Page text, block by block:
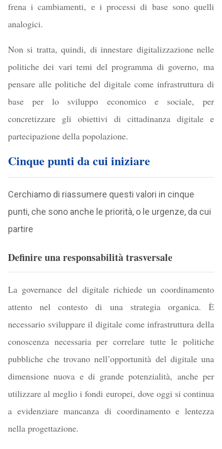
frena i cambiamenti, e i processi di base sono quelli
analogici.
Non si tratta, quindi, di innestare digitalizzazione nelle
politiche dei vari temi del programma di governo, ma
pensare alle politiche del digitale come infrastruttura di
base per lo sviluppo economico e sociale, per
concretizzare gli obiettivi di cittadinanza digitale e
partecipazione della popolazione.
Cinque punti da cui iniziare
Cerchiamo di riassumere questi valori in cinque
punti, che sono anche le priorità, o le urgenze, da cui
partire
Definire una responsabilità trasversale
La governance del digitale richiede un coordinamento
attento nel contesto di una strategia organica. È
necessario sviluppare il digitale come infrastruttura della
conoscenza necessaria per correlare tutte le politiche
pubbliche che trovano nell’opportunità del digitale una
dimensione nuova e di grande potenzialità, anche per
utilizzare al meglio i fondi europei, dove oggi si continua
a evidenziare mancanza di coordinamento e lentezza
nella progettazione.